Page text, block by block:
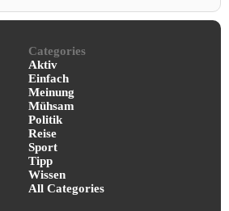
Categories
Aktiv
Einfach
Meinung
Mühsam
Politik
Reise
Sport
Tipp
Wissen
All Categories